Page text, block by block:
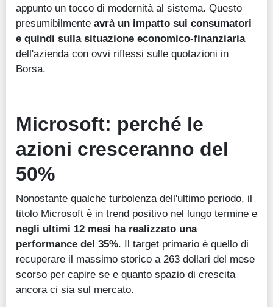
appunto un tocco di modernità al sistema. Questo
presumibilmente avrà un impatto sui consumatori
e quindi sulla situazione economico-finanziaria
dell'azienda con ovvi riflessi sulle quotazioni in
Borsa.
Microsoft: perché le
azioni cresceranno del
50%
Nonostante qualche turbolenza dell'ultimo periodo, il
titolo Microsoft è in trend positivo nel lungo termine e
negli ultimi 12 mesi ha realizzato una
performance del 35%. Il target primario è quello di
recuperare il massimo storico a 263 dollari del mese
scorso per capire se e quanto spazio di crescita
ancora ci sia sul mercato.